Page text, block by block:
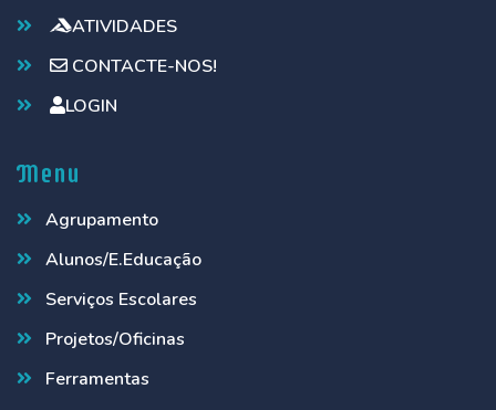
ATIVIDADES
CONTACTE-NOS!
LOGIN
Menu
Agrupamento
Alunos/E.Educação
Serviços Escolares
Projetos/Oficinas
Ferramentas